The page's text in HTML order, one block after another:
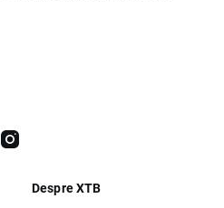
Despre XTB